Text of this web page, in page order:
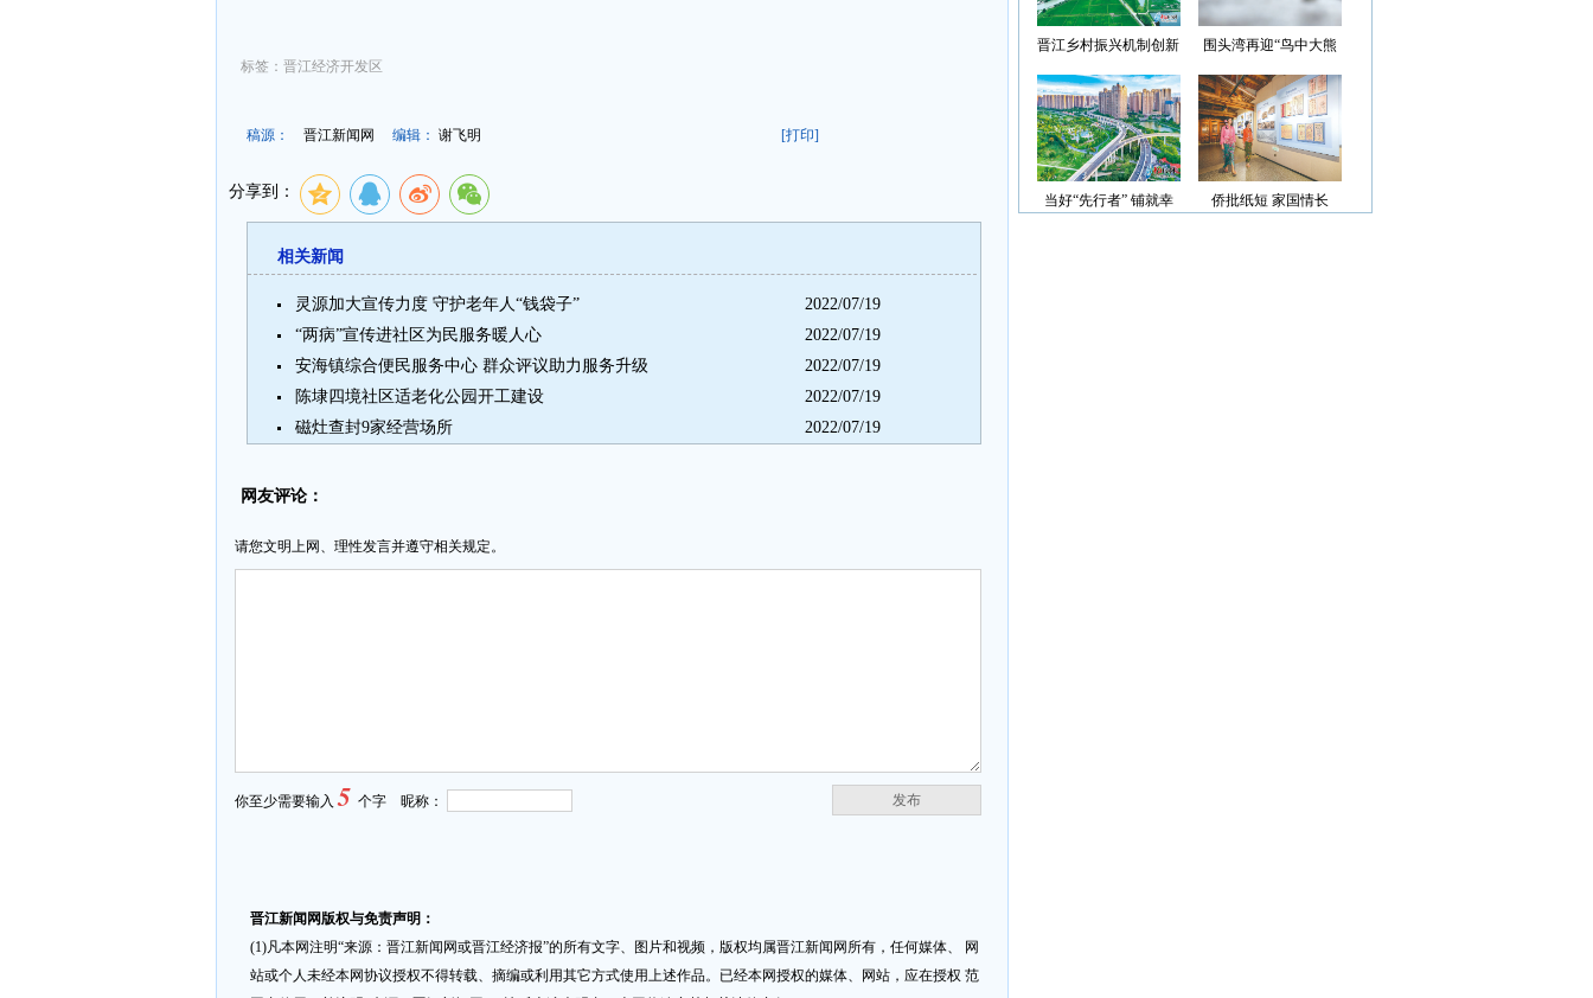
标签：晋江经济开发区
稿源： 晋江新闻网 编辑： 谢飞明 [打印]
分享到：
相关新闻
灵源加大宣传力度 守护老年人“钱袋子”
2022/07/19
“两病”宣传进社区为民服务暖人心
2022/07/19
安海镇综合便民服务中心 群众评议助力服务升级
2022/07/19
陈埭四境社区适老化公园开工建设
2022/07/19
磁灶查封9家经营场所
2022/07/19
网友评论：
请您文明上网、理性发言并遵守相关规定。
发布
你至少需要输入5 个字 昵称：
晋江新闻网版权与免责声明：
(1)凡本网注明“来源：晋江新闻网或晋江经济报”的所有文字、图片和视频，版权均属晋江新闻网所有，任何媒体、 网
站或个人未经本网协议授权不得转载、摘编或利用其它方式使用上述作品。已经本网授权的媒体、网站，应在授权 范
晋江乡村振兴机制创新
围头湾再迎“鸟中大熊
当好“先行者” 铺就幸
侨批纸短 家国情长